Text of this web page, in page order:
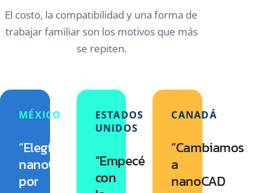
El costo, la compatibilidad y una forma de
trabajar familiar son los motivos que más
se repiten.
MÉXICO
“Elegí
nanoCAD
por
ESTADOS
UNIDOS
“Empecé
con
CANADÁ
“Cambiamos
a
nanoCAD